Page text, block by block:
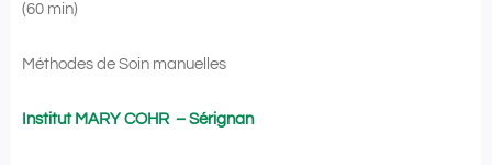
(60 min)
Méthodes de Soin manuelles
Institut MARY COHR – Sérignan